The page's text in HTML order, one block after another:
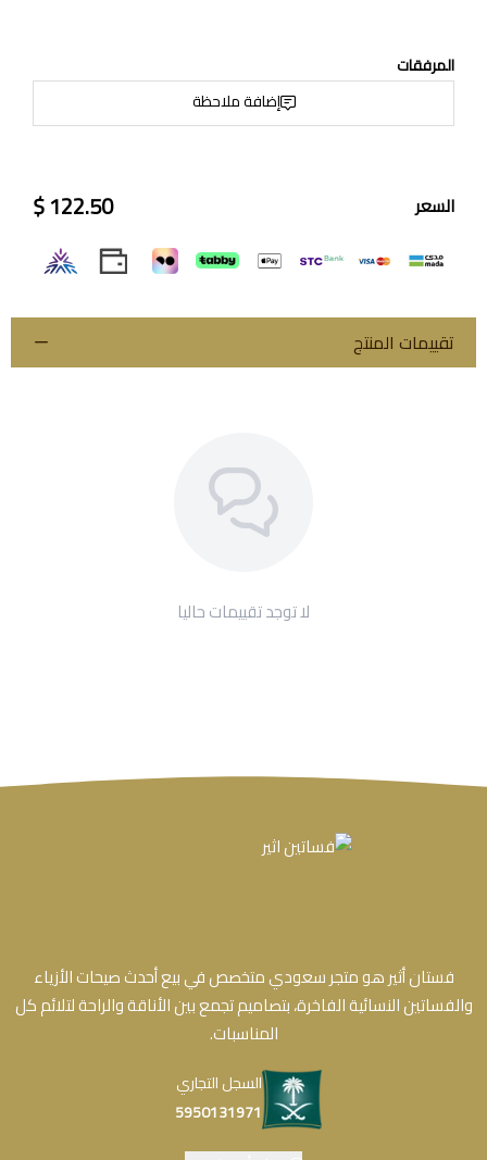
المرفقات
إضافة ملاحظة
السعر 122.50 $
تقييمات المنتج
لا توجد تقييمات حاليا
فستان أثير هو متجر سعودي متخصص في بيع أحدث صيحات الأزياء
والفساتين النسائية الفاخرة، بتصاميم تجمع بين الأناقة والراحة لتلائم كل
المناسبات.
السجل التجاري
5950131971